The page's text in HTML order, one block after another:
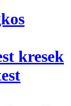
kresek